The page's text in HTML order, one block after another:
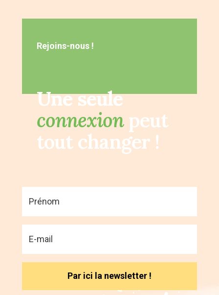
Rejoins-nous !
Une seule
connexion peut
tout changer !
Par ici la newsletter !